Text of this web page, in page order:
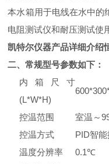
本水箱用于电线在水中的
电阻测试仪和耐压测试使
凯特尔仪器产品详细介绍
二、常规型号参数如下：
内箱尺寸
(L*W*H)
控温范围 室温～
控温方式
PID智能
温度分辨率
0.1℃